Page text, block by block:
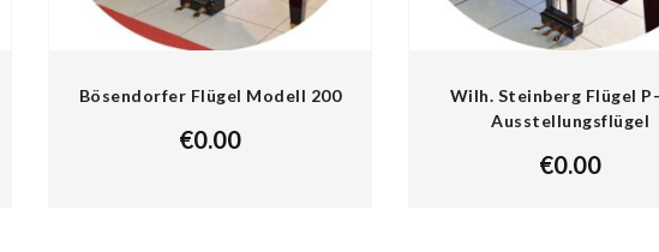
Bösendorfer Flügel Modell 200
€0.00
Wilh. Steinberg Flügel
Ausstellungsflügel
€0.00